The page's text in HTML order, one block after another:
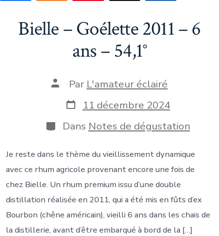
Bielle – Goélette 2011 – 6
ans – 54,1°
Auteur
publication
Par L'amateur éclairé
Date
de
publication
11 décembre 2024
Catégories
Dans Notes de dégustation
Je reste dans le thème du vieillissement dynamique
avec ce rhum agricole provenant encore une fois de
chez Bielle. Un rhum premium issu d’une double
distillation réalisée en 2011, qui a été mis en fûts d’ex
Bourbon (chêne américain), vieilli 6 ans dans les chais de
la distillerie, avant d’être embarqué à bord de la […]